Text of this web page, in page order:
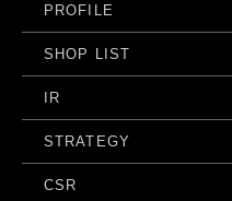
PROFILE
SHOP LIST
IR
STRATEGY
CSR